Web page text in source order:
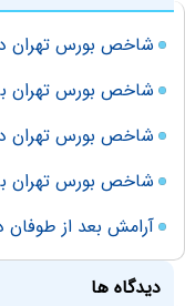
شاخص بورس تهران
شاخص بورس تهران
شاخص بورس تهران در مرز
شاخص بورس تهران
آرامش بعد از طوفان
دیدگاه ها